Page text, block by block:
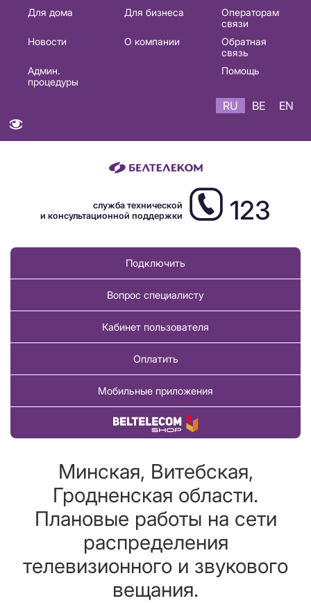
Основная
навигация
Для дома Для бизнеса
Операторам
связи
Новости
О компании
Обратная
связь
Админ.
процедуры
Помощь
RU BE EN
служба технической
и консультационной поддержки
123
Подключить
Вопрос специалисту
Кабинет пользователя
Оплатить
Мобильные приложения
Купить товар
Минская, Витебская,
Гродненская области.
Плановые работы на сети
распределения
телевизионного и звукового
вещания.